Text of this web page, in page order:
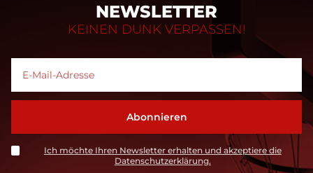
NEWSLETTER
KEINEN DUNK VERPASSEN!
Ich möchte Ihren Newsletter erhalten und akzeptiere die
Datenschutzerklärung.